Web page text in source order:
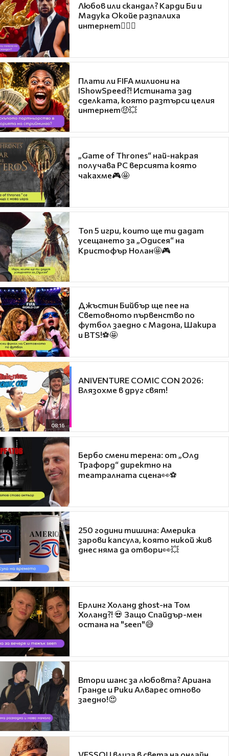
Любов или скандал? Карди Би и
Мадука Окойе разпалиха
интернет❤️‍🔥🔥
Плати ли FIFA милиони на
IShowSpeed?! Истината зад
сделката, която разтърси целия
интернет🤑💥
„Game of Thrones“ най-накрая
получава PC версията която
чакахме🎮🤩
Топ 5 игри, които ще ти дадат
усещането за „Одисея“ на
Кристофър Нолан🤩🎮
Джъстин Бийбър ще пее на
Световното първенство по
футбол заедно с Мадона, Шакира
и BTS!⚽🤩
08:16
ANIVENTURE COMIC CON 2026:
Влязохме в друг свят!
Бербо смени терена: от „Олд
Трафорд“ директно на
театралната сцена👀⚽
250 години тишина: Америка
зарови капсула, която никой жив
днес няма да отвори👀💥
Ерлинг Холанд ghost-на Том
Холанд?! 💀 Защо Спайдър-мен
остана на "seen"😅
Втори шанс за любовта? Ариана
Гранде и Рики Алварес отново
заедно!😍